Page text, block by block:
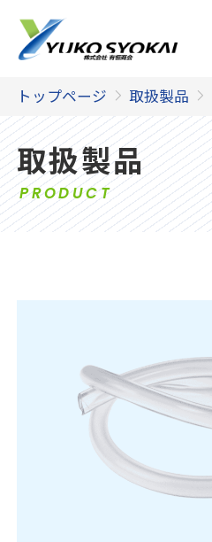
トップページ 取扱製品
取扱製品
PRODUCT